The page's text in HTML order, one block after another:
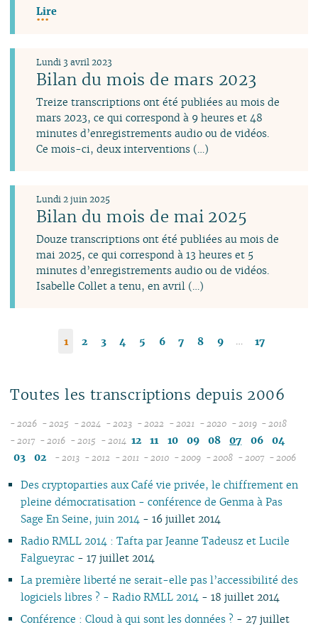
Lire
Bilan du mois de mars 2023
Lundi 3 avril 2023
Treize transcriptions ont été publiées au mois de
mars 2023, ce qui correspond à 9 heures et 48
minutes d’enregistrements audio ou de vidéos.
Ce mois-ci, deux interventions (…)
Bilan du mois de mai 2025
Lundi 2 juin 2025
Douze transcriptions ont été publiées au mois de
mai 2025, ce qui correspond à 13 heures et 5
minutes d’enregistrements audio ou de vidéos.
Isabelle Collet a tenu, en avril (…)
1 2 3 4 5 6 7 8 9 … 17
Toutes les transcriptions depuis 2006
- 2026
07
05
04
03
02
01
- 2025
09
08
07
06
05
01
- 2024
09
08
07
06
05
01
- 2023
12
09
08
07
06
05
01
- 2022
12
09
08
07
06
01
- 2021
12
09
08
07
06
01
- 2020
12
11
09
08
06
01
- 2019
12
09
08
06
01
- 2018
11
09
- 2017
12
10
09
08
07
06
02
- 2016
10
09
08
07
06
02
- 2015
10
09
08
07
06
02
- 2014 12 11 10 09 08 07 06
04
03
02 - 2013
10
09
08
04
02
- 2012
11
09
08
07
06
- 2011
11
10
09
08
07
03
- 2010
11
10
09
08
03
- 2009 - 2008
11
10
01
- 2007 - 2006
Des cryptoparties aux Café vie privée, le chiffrement en
pleine démocratisation - conférence de Genma à Pas
Sage En Seine, juin 2014 - 16 juillet 2014
Radio RMLL 2014 : Tafta par Jeanne Tadeusz et Lucile
Falgueyrac- 17 juillet 2014
La première liberté ne serait-elle pas l’accessibilité des
logiciels libres ? - Radio RMLL 2014- 18 juillet 2014
Conférence : Cloud à qui sont les données ? - 27 juillet